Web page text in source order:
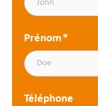
Prénom*
Téléphone